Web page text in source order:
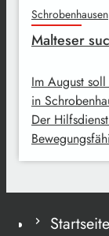
Schrobenhausen
Malteser
Im August
in
Der
Startseite